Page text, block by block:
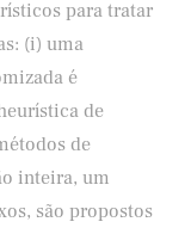
para tratar
(i) uma
é
de
de
inteira, um
são propostos